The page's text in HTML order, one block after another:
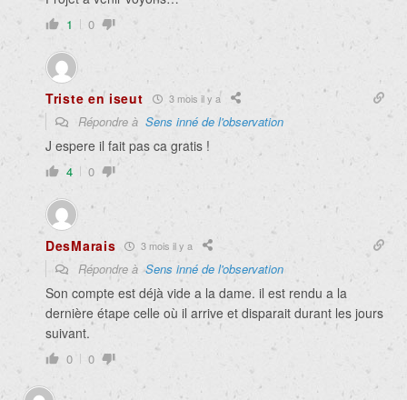
1 0
Triste en iseut 3 mois il y a
Répondre à Sens inné de l'observation
J espere il fait pas ca gratis !
4 0
DesMarais 3 mois il y a
Répondre àSens inné de l'observation
Son compte est déjà vide a la dame. il est rendu a la
dernière étape celle où il arrive et disparait durant les jours
suivant.
0 0